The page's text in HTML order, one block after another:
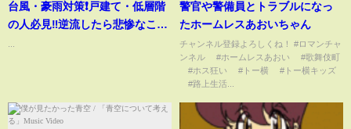
台風・豪雨対策❗️戸建て・低層階
の人必見‼️逆流したら悲惨なこと
警官や警備員とトラブルになっ
たホームレスあおいちゃん
チャンネル登録よろしくね！ #ロマンチャ
ンネル #ホームレスあおい #歌舞伎町
#ホス狂い #トー横 #トー横キッズ
#路上生活...